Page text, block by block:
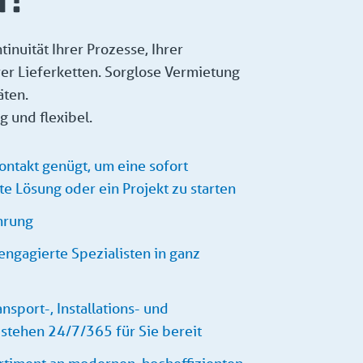
Ihrer Prozesse, Ihrer
Lieferketten. Sorglose Vermietung
und flexibel.
genügt, um eine sofort
Lösung oder ein Projekt zu starten
Spezialisten in ganz
, Installations- und
24/7/365 für Sie bereit